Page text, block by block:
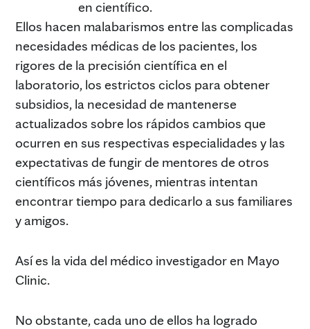
en científico.
Ellos hacen malabarismos entre las complicadas
necesidades médicas de los pacientes, los
rigores de la precisión científica en el
laboratorio, los estrictos ciclos para obtener
subsidios, la necesidad de mantenerse
actualizados sobre los rápidos cambios que
ocurren en sus respectivas especialidades y las
expectativas de fungir de mentores de otros
científicos más jóvenes, mientras intentan
encontrar tiempo para dedicarlo a sus familiares
y amigos.
Así es la vida del médico investigador en Mayo
Clinic.
No obstante, cada uno de ellos ha logrado